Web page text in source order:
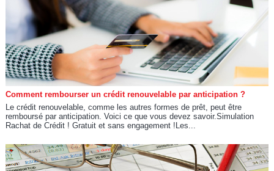
Comment rembourser un crédit renouvelable par anticipation ?
Le crédit renouvelable, comme les autres formes de prêt, peut être
remboursé par anticipation. Voici ce que vous devez savoir.Simulation
Rachat de Crédit ! Gratuit et sans engagement !Les...